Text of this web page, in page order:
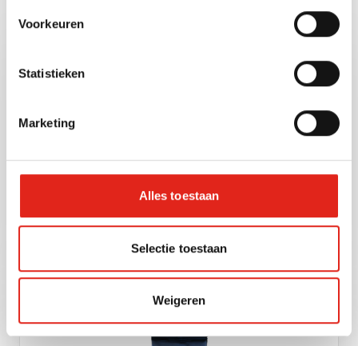
Voorkeuren
Statistieken
Marketing
Alles toestaan
Selectie toestaan
Weigeren
other products
Dallmayr home barista espresso
intenso bonen 1 kg.